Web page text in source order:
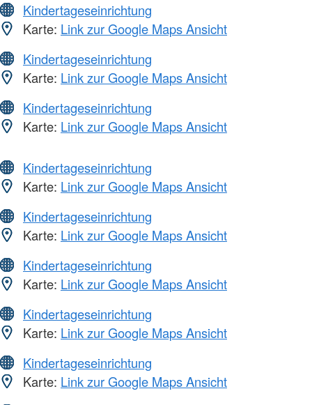
Kindertageseinrichtung
Karte: Link zur Google Maps Ansicht
Kindertageseinrichtung
Karte: Link zur Google Maps Ansicht
Kindertageseinrichtung
Karte: Link zur Google Maps Ansicht
Kindertageseinrichtung
Karte: Link zur Google Maps Ansicht
Kindertageseinrichtung
Karte: Link zur Google Maps Ansicht
Kindertageseinrichtung
Karte: Link zur Google Maps Ansicht
Kindertageseinrichtung
Karte: Link zur Google Maps Ansicht
Kindertageseinrichtung
Karte: Link zur Google Maps Ansicht